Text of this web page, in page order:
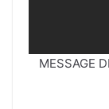
MESSAGE